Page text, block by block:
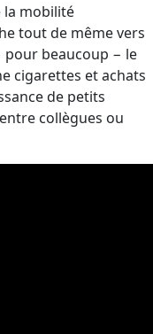
la mobilité
tout de même vers
pour beaucoup − le
cigarettes et achats
de petits
collègues ou